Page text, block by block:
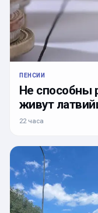
ПЕНСИИ
Не способны
живут
22 часа